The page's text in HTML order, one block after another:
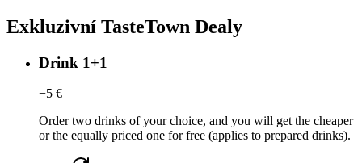
Exkluzivní TasteTown Dealy
Drink 1+1
−5 €
Order two drinks of your choice, and you will get the cheaper
or the equally priced one for free (applies to prepared drinks).